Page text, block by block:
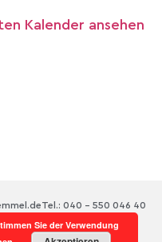
Kalender ansehen
Tel.: 040 – 550 046 40
Sie der Verwendung